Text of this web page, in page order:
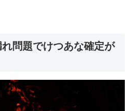
問題でけつあな確定が